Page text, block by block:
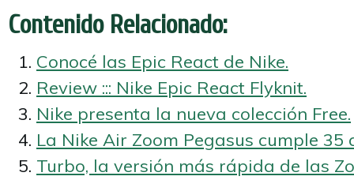
Contenido Relacionado:
Conocé las Epic React de Nike.
Review ::: Nike Epic React Flyknit.
Nike presenta la nueva colección Free.
La Nike Air Zoom Pegasus cumple 35
Turbo, la versión más rápida de las